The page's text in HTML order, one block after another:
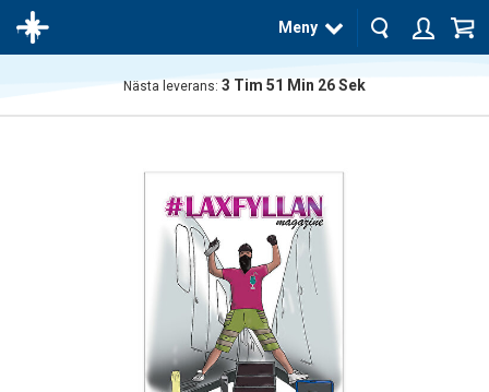
Meny
Nästa leverans: 3 Tim 51 Min 26Sek